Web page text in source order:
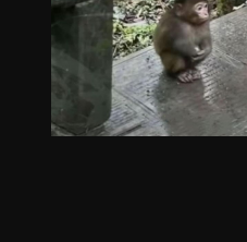
Есть вопросы?